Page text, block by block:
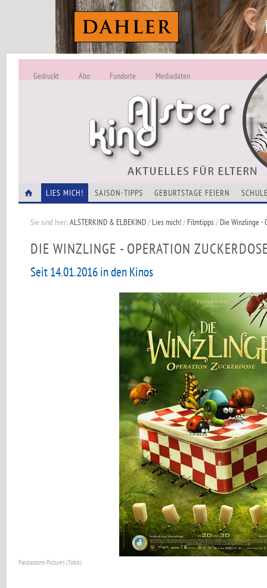
ALSTERKIND -
Alles Neu
Gedruckt Abo Fundorte Mediadaten
LIES MICH! SAISON-TIPPS GEBURTSTAGE FEIERN
Sie sind hier:ALSTERKIND & ELBEKIND/Lies mich!/Filmtipps/Die Winzlinge -
DIE WINZLINGE - OPERATION
Seit 14.01.2016 in den Kinos
Pandastorm Pictures (Tobis)